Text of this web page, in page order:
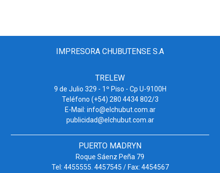
IMPRESORA CHUBUTENSE S.A
TRELEW
9 de Julio 329 - 1º Piso - Cp U-9100H
Teléfono (+54) 280 4434 802/3
E-Mail: info@elchubut.com.ar
publicidad@elchubut.com.ar
PUERTO MADRYN
Roque Sáenz Peña 79
Tel: 4455555. 4457545 / Fax: 4454567